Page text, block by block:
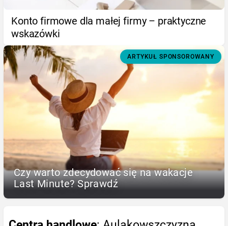
Konto firmowe dla małej firmy – praktyczne
wskazówki
ARTYKUŁ SPONSOROWANY
Czy warto zdecydować się na wakacje
Last Minute? Sprawdź